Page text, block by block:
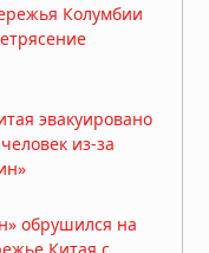
Колумбии
эвакуировано
из-за
обрушился на